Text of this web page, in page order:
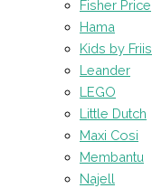
Fisher Price
Hama
Kids by Friis
Leander
LEGO
Little Dutch
Maxi Cosi
Membantu
Najell